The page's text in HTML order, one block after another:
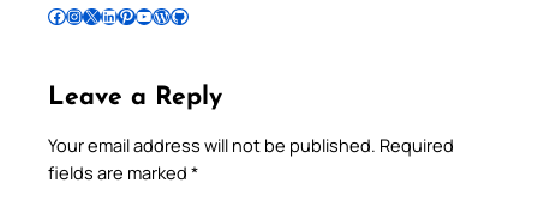
Follow Pradeep on Facebook Follow Pradeep on InstagramFollow Pradeep on X Follow Pradeep on LinkedIn Follow Pradeep on Pinterest Subscribe to Pradeep’s Youtube Channel Follow Pradeep on WordPress Follow Pradeep on GitHub
Leave a Reply
Your email address will not be published. Required
fields are marked *